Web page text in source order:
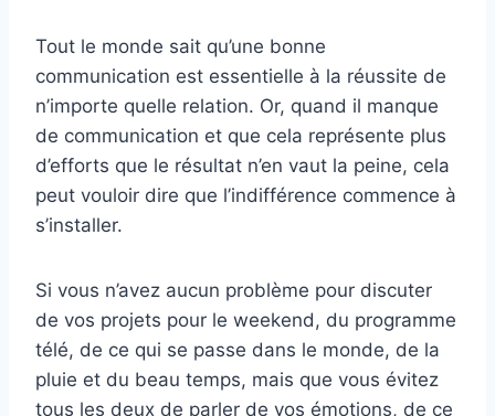
Tout le monde sait qu’une bonne
communication est essentielle à la réussite de
n’importe quelle relation. Or, quand il manque
de communication et que cela représente plus
d’efforts que le résultat n’en vaut la peine, cela
peut vouloir dire que l’indifférence commence à
s’installer.
Si vous n’avez aucun problème pour discuter
de vos projets pour le weekend, du programme
télé, de ce qui se passe dans le monde, de la
pluie et du beau temps, mais que vous évitez
tous les deux de parler de vos émotions, de ce